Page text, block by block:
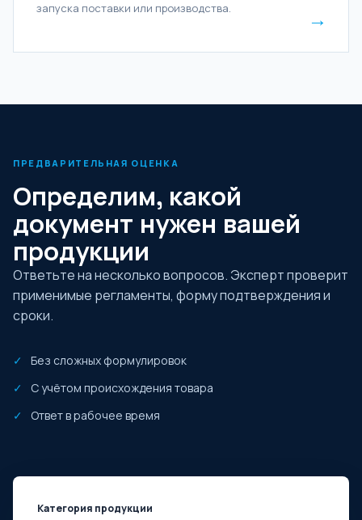
запуска поставки или производства.
→
ПРЕДВАРИТЕЛЬНАЯ ОЦЕНКА
Определим, какой
документ нужен вашей
продукции
Ответьте на несколько вопросов. Эксперт проверит
применимые регламенты, форму подтверждения и
сроки.
Без сложных формулировок
С учётом происхождения товара
Ответ в рабочее время
Категория продукции